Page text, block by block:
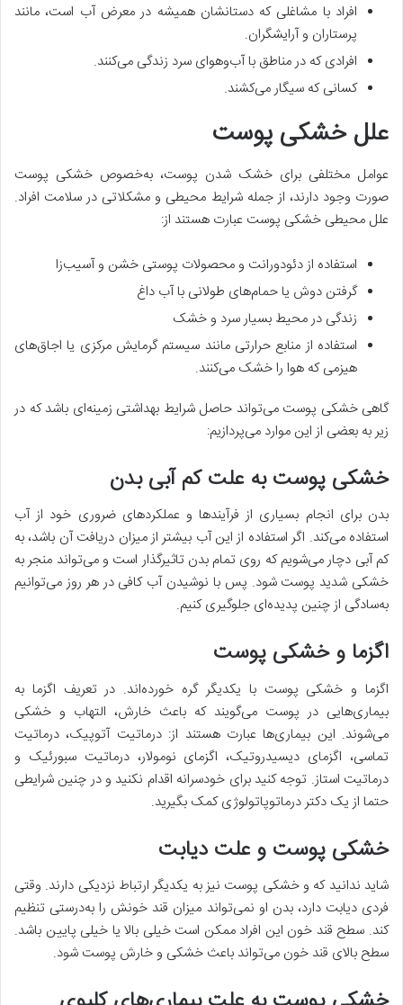
افراد با مشاغلی که دستانشان همیشه در معرض آب است، مانند
پرستاران و آرایشگران.
افرادی که در مناطق با آب‌وهوای سرد زندگی می‌کنند.
کسانی که سیگار می‌کشند.
علل خشکی پوست
عوامل مختلفی برای خشک شدن پوست، به‌خصوص خشکی پوست
صورت وجود دارند، از جمله شرایط محیطی و مشکلاتی در سلامت افراد.
علل محیطی خشکی پوست عبارت هستند از:
استفاده از دئودورانت‌ و محصولات پوستی خشن و آسیب‌زا
گرفتن دوش یا حمام‌های طولانی با آب داغ
زندگی در محیط بسیار سرد و خشک
استفاده از منابع حرارتی مانند سیستم گرمایش مرکزی یا اجاق‌‎های
هیزمی که هوا را خشک می‌کنند.
گاهی خشکی پوست می‌تواند حاصل شرایط بهداشتی زمینه‌ای باشد که در
زیر به بعضی از این موارد می‌پردازیم:
خشکی پوست به علت کم آبی بدن
بدن برای انجام بسیاری از فرآیندها و عملکردهای ضروری خود از آب
استفاده می‌کند. اگر استفاده از این آب بیشتر از میزان دریافت آن باشد، به
کم ‌آبی دچار می‌شویم که روی تمام بدن تاثیرگذار است و می‌تواند منجر به
خشکی شدید پوست شود. پس با نوشیدن آب کافی در هر روز می‌توانیم
به‌سادگی از چنین پدیده‌ای جلوگیری کنیم.
اگزما و خشکی پوست
اگزما و خشکی پوست با یکدیگر گره خورده‌اند. در تعریف اگزما به
بیماری‌هایی در پوست می‌گویند که باعث خارش، التهاب و خشکی
می‌شوند. این بیماری‌ها عبارت هستند از: درماتیت آتوپیک، درماتیت
تماسی، اگزمای دیسیدروتیک، اگزمای نومولار، درماتیت سبورئیک و
درماتیت استاز. توجه کنید برای خودسرانه اقدام نکنید و در چنین شرایطی
حتما از یک دکتر درماتوپاتولوژی کمک بگیرید.
خشکی پوست و علت دیابت
شاید ندانید که و خشکی پوست نیز به یکدیگر ارتباط نزدیکی دارند. وقتی
فردی دیابت دارد، بدن او نمی‌تواند میزان قند خونش را به‌درستی تنظیم
کند. سطح قند خون این افراد ممکن است خیلی بالا یا خیلی پایین باشد.
سطح بالای قند خون می‌تواند باعث خشکی و خارش پوست شود.